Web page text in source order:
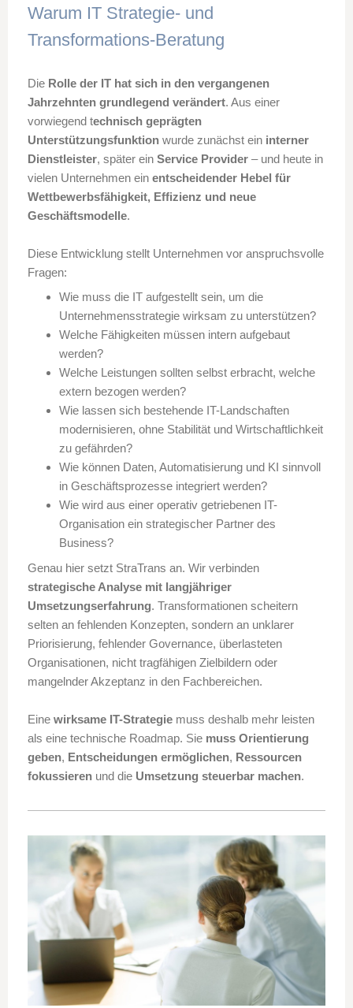
Warum IT Strategie- und
Transformations-Beratung
Die Rolle der IT hat sich in den vergangenen
Jahrzehnten grundlegend verändert. Aus einer
vorwiegend technisch geprägten
Unterstützungsfunktion wurde zunächst ein interner
Dienstleister, später ein Service Provider – und heute in
vielen Unternehmen ein entscheidender Hebel für
Wettbewerbsfähigkeit, Effizienz und neue
Geschäftsmodelle.
Diese Entwicklung stellt Unternehmen vor anspruchsvolle
Fragen:
Wie muss die IT aufgestellt sein, um die
Unternehmensstrategie wirksam zu unterstützen?
Welche Fähigkeiten müssen intern aufgebaut
werden?
Welche Leistungen sollten selbst erbracht, welche
extern bezogen werden?
Wie lassen sich bestehende IT-Landschaften
modernisieren, ohne Stabilität und Wirtschaftlichkeit
zu gefährden?
Wie können Daten, Automatisierung und KI sinnvoll
in Geschäftsprozesse integriert werden?
Wie wird aus einer operativ getriebenen IT-
Organisation ein strategischer Partner des
Business?
Genau hier setzt StraTrans an. Wir verbinden
strategische Analyse mit langjähriger
Umsetzungserfahrung. Transformationen scheitern
selten an fehlenden Konzepten, sondern an unklarer
Priorisierung, fehlender Governance, überlasteten
Organisationen, nicht tragfähigen Zielbildern oder
mangelnder Akzeptanz in den Fachbereichen.
Eine wirksame IT-Strategie muss deshalb mehr leisten
als eine technische Roadmap. Sie muss Orientierung
geben, Entscheidungen ermöglichen, Ressourcen
fokussieren und die Umsetzung steuerbar machen.